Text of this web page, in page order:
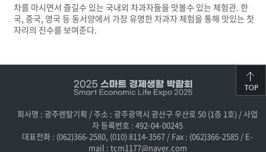
차를 마시면서 즐길수 있는 국내외 차과자들을 맛볼수 있는 체험관. 한
국, 중국, 영국 등 동서양에서 가장 유명한 차과자 체험을 통해 맛있는 찻
자리의 진수를 보여준다.
회사명 : 광주렌탈기획 / 주소 : 광주광역시 광산구 우산로 50 (1층 1호) / 사업
자 등록번호 : 492-04-00245
대표전화 : (062)366-2580, (010) 8114-3567 / Fax : (062)366-2585 / E-
mail : tcm1177@naver.com